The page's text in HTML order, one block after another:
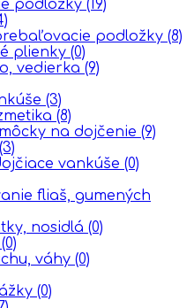
podložky (19)
podložky (8)
plienky (0)
vedierka (9)
(3)
(8)
na dojčenie (9)
(3)
vankúše (0)
fliaš, gumených
nosidlá (0)
(0)
váhy (0)
(0)